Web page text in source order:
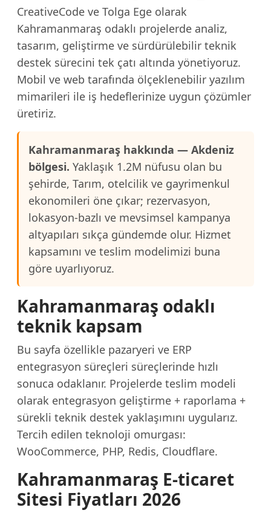
CreativeCode ve Tolga Ege olarak
Kahramanmaraş odaklı projelerde analiz,
tasarım, geliştirme ve sürdürülebilir teknik
destek sürecini tek çatı altında yönetiyoruz.
Mobil ve web tarafında ölçeklenebilir yazılım
mimarileri ile iş hedeflerinize uygun çözümler
üretiriz.
Kahramanmaraş hakkında — Akdeniz
bölgesi. Yaklaşık 1.2M nüfusu olan bu
şehirde, Tarım, otelcilik ve gayrimenkul
ekonomileri öne çıkar; rezervasyon,
lokasyon-bazlı ve mevsimsel kampanya
altyapıları sıkça gündemde olur. Hizmet
kapsamını ve teslim modelimizi buna
göre uyarlıyoruz.
Kahramanmaraş odaklı
teknik kapsam
Bu sayfa özellikle pazaryeri ve ERP
entegrasyon süreçleri süreçlerinde hızlı
sonuca odaklanır. Projelerde teslim modeli
olarak entegrasyon geliştirme + raporlama +
sürekli teknik destek yaklaşımını uygularız.
Tercih edilen teknoloji omurgası:
WooCommerce, PHP, Redis, Cloudflare.
Kahramanmaraş E-ticaret
Sitesi Fiyatları 2026